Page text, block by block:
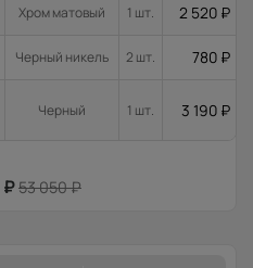
Хром матовый 1 шт. 2 520 ₽
Черный никель 2 шт. 780 ₽
Черный 1 шт. 3 190 ₽
₽53 050₽